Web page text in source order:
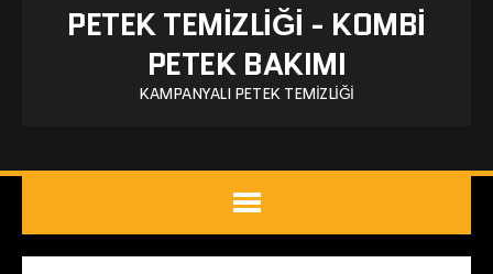
PETEK TEMIZLIĞI - KOMBI
PETEK BAKIMI
KAMPANYALI PETEK TEMIZLIĞI